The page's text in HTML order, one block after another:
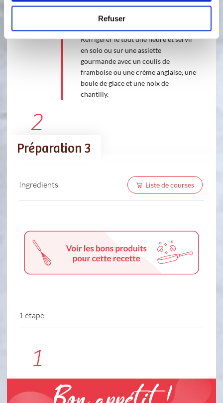
Refuser
rapidement chaque morceau dans le
lait chocolaté à l'aide d'une écumoire
et le rouler dans la noix de coco.
Réfrigérer le tout une heure et servir
en solo ou sur une assiette
gourmande avec un coulis de
framboise ou une crème anglaise, une
boule de glace et une noix de
chantilly.
2
Préparation 3
Ingredients Liste de courses
1 étape
1